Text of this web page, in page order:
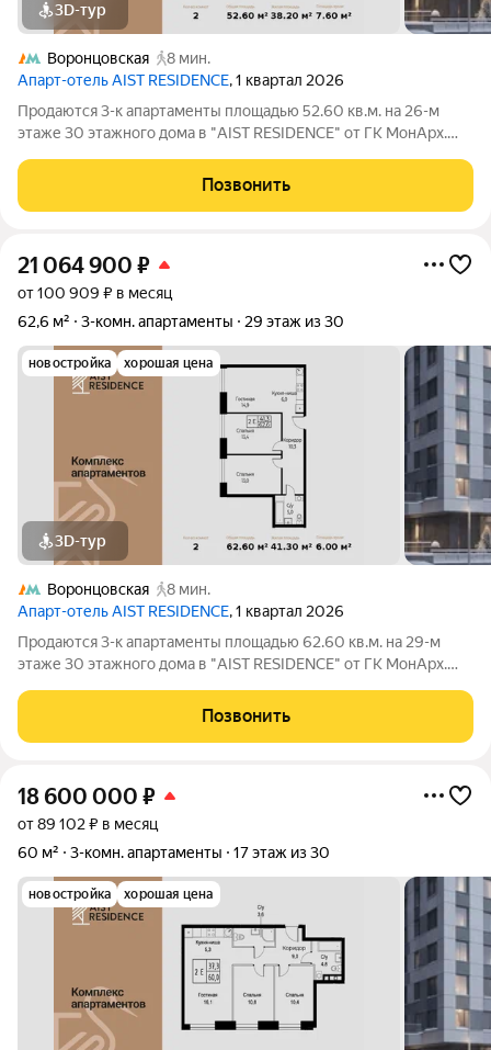
3D-тур
Воронцовская
8 мин.
Апарт-отель AIST RESIDENCE, 1 квартал 2026
Продаются 3-к апартаменты площадью 52.60 кв.м. на 26-м
этаже 30 этажного дома в "AIST RESIDENCE" от ГК МонАрх.
стремится к гармонии между динамичной городской жизнью и
отдыхом на природе.
Позвонить
21 064 900 ₽
от 100 909 ₽ в месяц
62,6 м²
3-комн. апартаменты 29 этаж из 30
новостройка хорошая цена
3D-тур
Воронцовская
8 мин.
Апарт-отель AIST RESIDENCE, 1 квартал 2026
Продаются 3-к апартаменты площадью 62.60 кв.м. на 29-м
этаже 30 этажного дома в "AIST RESIDENCE" от ГК МонАрх.
стремится к гармонии между динамичной городской жизнью и
отдыхом на природе.
Позвонить
18 600 000 ₽
от 89 102 ₽ в месяц
60 м²
3-комн. апартаменты 17 этаж из 30
новостройка хорошая цена